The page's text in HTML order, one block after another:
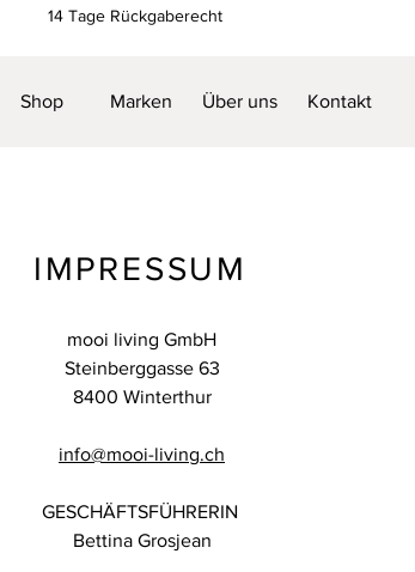
14 Tage Rückgaberecht
Shop Marken Über uns Kontakt
IMPRESSUM
mooi living GmbH
Steinberggasse 63
8400 Winterthur
info@mooi-living.ch
GESCHÄFTSFÜHRERIN
Bettina Grosjean